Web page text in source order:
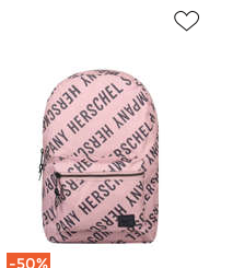
-50%